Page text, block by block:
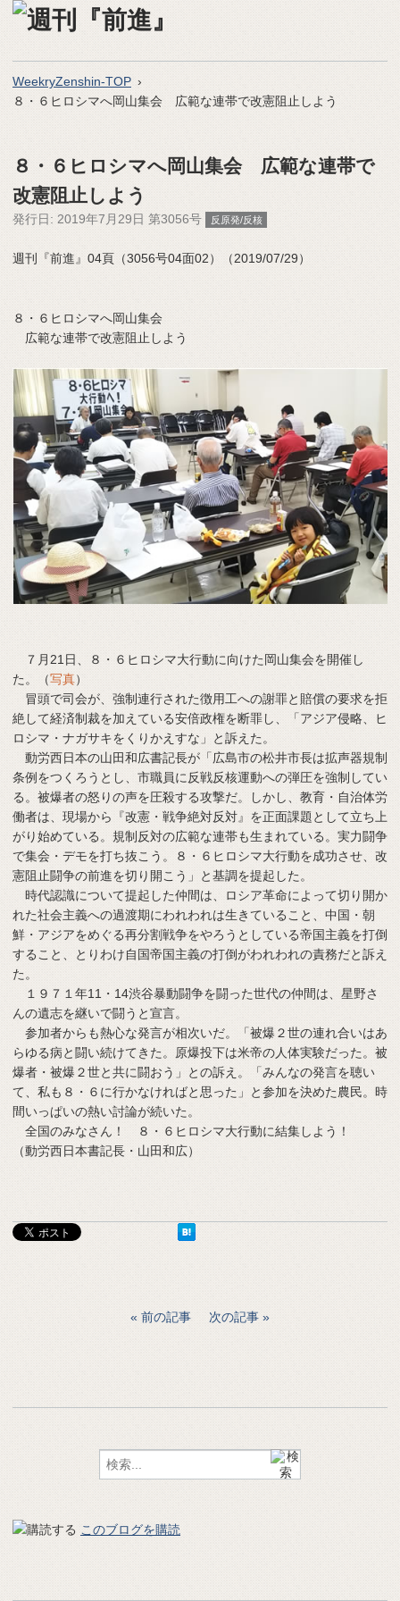
WeekryZenshin-TOP
８・６ヒロシマへ岡山集会 広範な連帯で改憲阻止しよう
８・６ヒロシマへ岡山集会 広範な連帯で
改憲阻止しよう
発行日: 2019年7月29日 第3056号 反原発/反核
週刊『前進』04頁（3056号04面02）（2019/07/29）
８・６ヒロシマへ岡山集会
広範な連帯で改憲阻止しよう
７月21日、８・６ヒロシマ大行動に向けた岡山集会を開催し
た。（写真）
冒頭で司会が、強制連行された徴用工への謝罪と賠償の要求を拒
絶して経済制裁を加えている安倍政権を断罪し、「アジア侵略、ヒ
ロシマ・ナガサキをくりかえすな」と訴えた。
動労西日本の山田和広書記長が「広島市の松井市長は拡声器規制
条例をつくろうとし、市職員に反戦反核運動への弾圧を強制してい
る。被爆者の怒りの声を圧殺する攻撃だ。しかし、教育・自治体労
働者は、現場から『改憲・戦争絶対反対』を正面課題として立ち上
がり始めている。規制反対の広範な連帯も生まれている。実力闘争
で集会・デモを打ち抜こう。８・６ヒロシマ大行動を成功させ、改
憲阻止闘争の前進を切り開こう」と基調を提起した。
時代認識について提起した仲間は、ロシア革命によって切り開か
れた社会主義への過渡期にわれわれは生きていること、中国・朝
鮮・アジアをめぐる再分割戦争をやろうとしている帝国主義を打倒
すること、とりわけ自国帝国主義の打倒がわれわれの責務だと訴え
た。
１９７１年11・14渋谷暴動闘争を闘った世代の仲間は、星野さ
んの遺志を継いで闘うと宣言。
参加者からも熱心な発言が相次いだ。「被爆２世の連れ合いはあ
らゆる病と闘い続けてきた。原爆投下は米帝の人体実験だった。被
爆者・被爆２世と共に闘おう」との訴え。「みんなの発言を聴い
て、私も８・６に行かなければと思った」と参加を決めた農民。時
間いっぱいの熱い討論が続いた。
全国のみなさん！ ８・６ヒロシマ大行動に結集しよう！
（動労西日本書記長・山田和広）
前の記事 次の記事
このブログを購読